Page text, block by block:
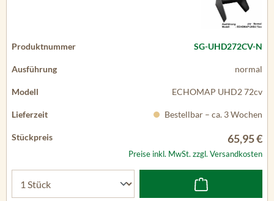
SG-UHD272CV-N
normal
ECHOMAP UHD2 72cv
Bestellbar – ca. 3 Wochen
65,95 €
Preise inkl. MwSt. zzgl. Versandkosten